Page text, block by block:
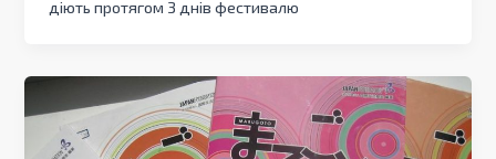
діють протягом 3 днів фестивалю